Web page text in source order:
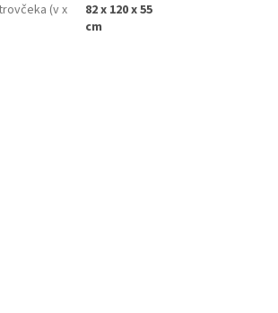
(v x
82 x 120 x 55
cm